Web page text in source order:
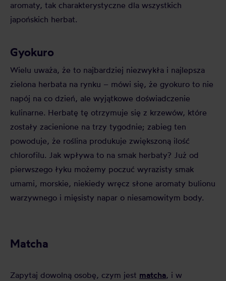
aromaty, tak charakterystyczne dla wszystkich
japońskich herbat.
Gyokuro
Wielu uważa, że to najbardziej niezwykła i najlepsza
zielona herbata na rynku – mówi się, że gyokuro to nie
napój na co dzień, ale wyjątkowe doświadczenie
kulinarne. Herbatę tę otrzymuje się z krzewów, które
zostały zacienione na trzy tygodnie; zabieg ten
powoduje, że roślina produkuje zwiększoną ilość
chlorofilu. Jak wpływa to na smak herbaty? Już od
pierwszego łyku możemy poczuć wyrazisty smak
umami, morskie, niekiedy wręcz słone aromaty bulionu
warzywnego i mięsisty napar o niesamowitym body.
Matcha
Zapytaj dowolną osobę, czym jest matcha, i w